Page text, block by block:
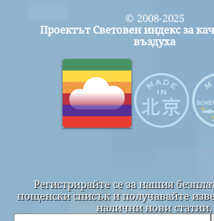
© 2008-2025
Проектът Световен индекс за
въздуха
Регистрирайте се за нашия
пощенски списък и получавайте
налични нови статии.